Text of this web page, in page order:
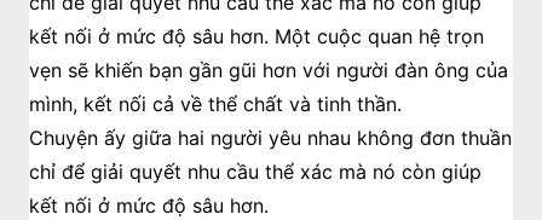
kết nối ở mức độ sâu hơn. Một cuộc quan hệ trọn
vẹn sẽ khiến bạn gần gũi hơn với người đàn ông của
mình, kết nối cả về thể chất và tinh thần.
Chuyện ấy giữa hai người yêu nhau không đơn thuần
chỉ để giải quyết nhu cầu thể xác mà nó còn giúp
kết nối ở mức độ sâu hơn.